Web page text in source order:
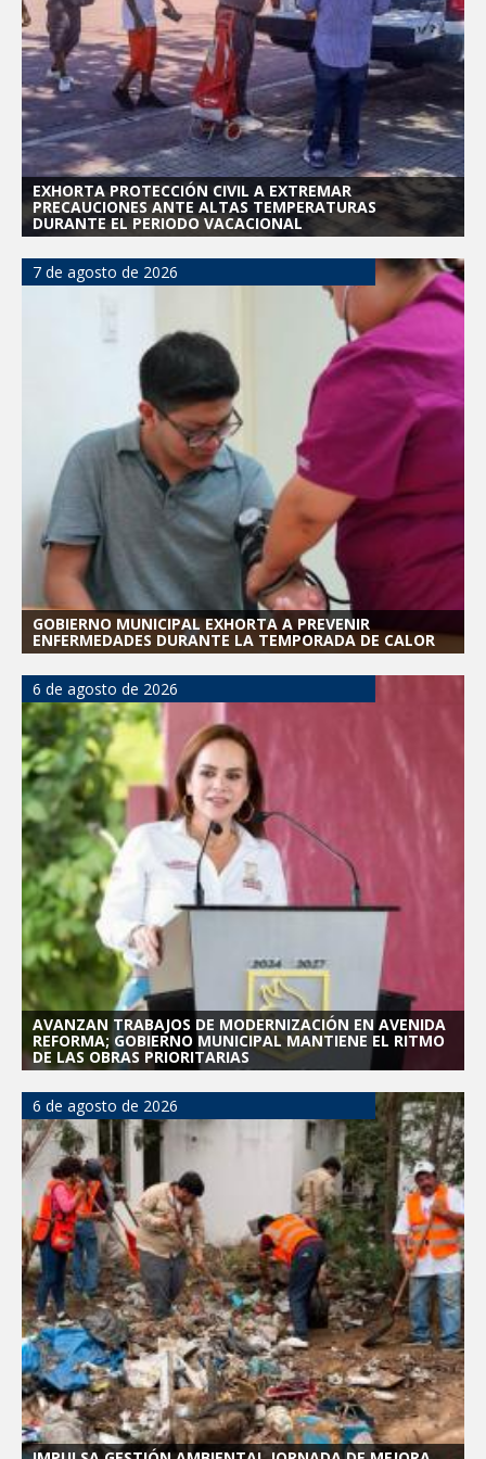
Integración Familiar
CARMEN LILIA CANTUROSAS LE
CUMPLE A FAMILIAS DEL PONIENTE:
ABREN INSCRIPCIONES PARA NUEVA
PRIMARIA EN EL PROGRESO
EXHORTA PROTECCIÓN CIVIL A EXTREMAR
PRECAUCIONES ANTE ALTAS TEMPERATURAS
DURANTE EL PERIODO VACACIONAL
7 de agosto de 2026
GOBIERNO MUNICIPAL EXHORTA A PREVENIR
ENFERMEDADES DURANTE LA TEMPORADA DE CALOR
6 de agosto de 2026
AVANZAN TRABAJOS DE MODERNIZACIÓN EN AVENIDA
REFORMA; GOBIERNO MUNICIPAL MANTIENE EL RITMO
DE LAS OBRAS PRIORITARIAS
6 de agosto de 2026